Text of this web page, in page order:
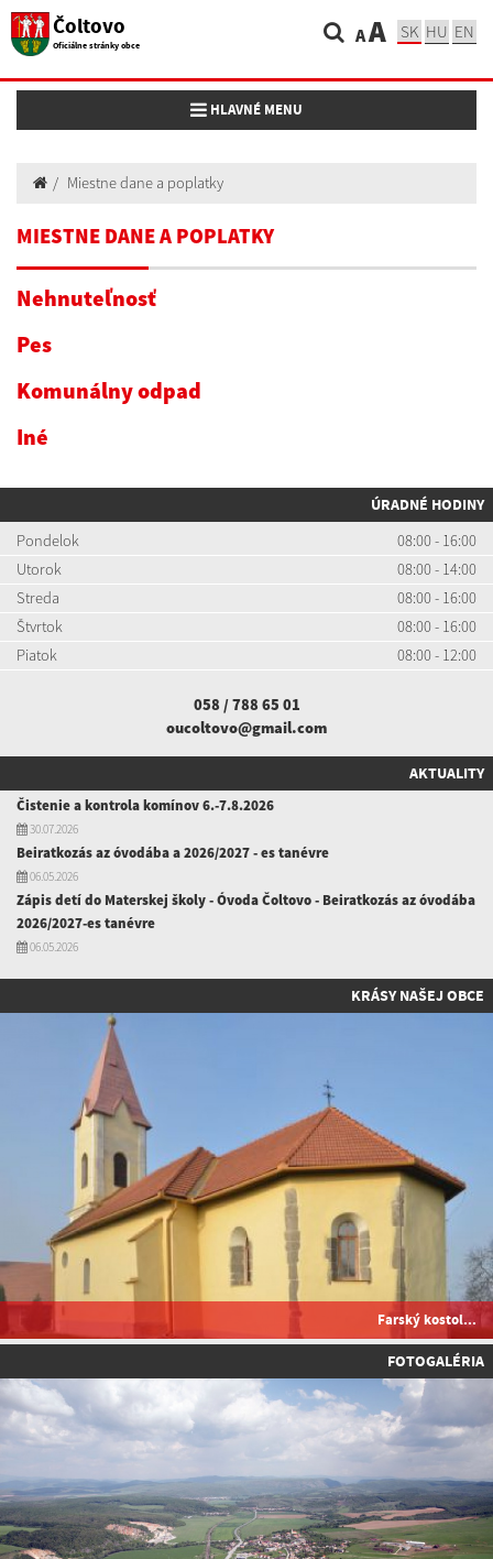
Čoltovo
Oficiálne stránky obce AA SK HU EN
Toggle navigation
HLAVNÉ MENU
Miestne dane a poplatky
MIESTNE DANE A POPLATKY
Nehnuteľnosť
Pes
Komunálny odpad
Iné
ÚRADNÉ HODINY
Pondelok
08:00 - 16:00
Utorok
08:00 - 14:00
Streda
08:00 - 16:00
Štvrtok
08:00 - 16:00
Piatok
08:00 - 12:00
058 / 788 65 01
oucoltovo@gmail.com
AKTUALITY
Čistenie a kontrola komínov 6.-7.8.2026
30.07.2026
Beiratkozás az óvodába a 2026/2027 - es tanévre
06.05.2026
Zápis detí do Materskej školy - Óvoda Čoltovo - Beiratkozás az óvodába
2026/2027-es tanévre
06.05.2026
KRÁSY NAŠEJ OBCE
Farský kostol...
FOTOGALÉRIA